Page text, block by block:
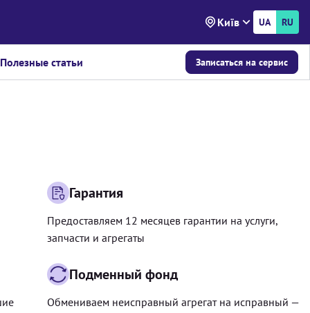
Київ UA RU
Полезные статьи Записаться на сервис
Гарантия
Предоставляем 12 месяцев гарантии на услуги,
запчасти и агрегаты
Подменный фонд
Обмениваем неисправный агрегат на исправный —